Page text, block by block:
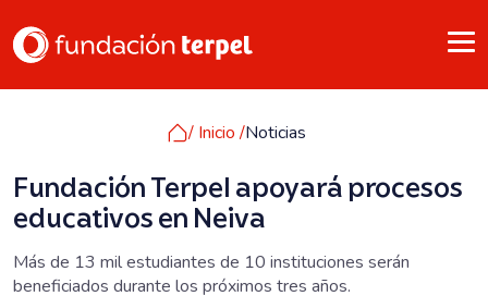
/ Inicio /Noticias
Fundación Terpel apoyará procesos
educativos en Neiva
Más de 13 mil estudiantes de 10 instituciones serán
beneficiados durante los próximos tres años.